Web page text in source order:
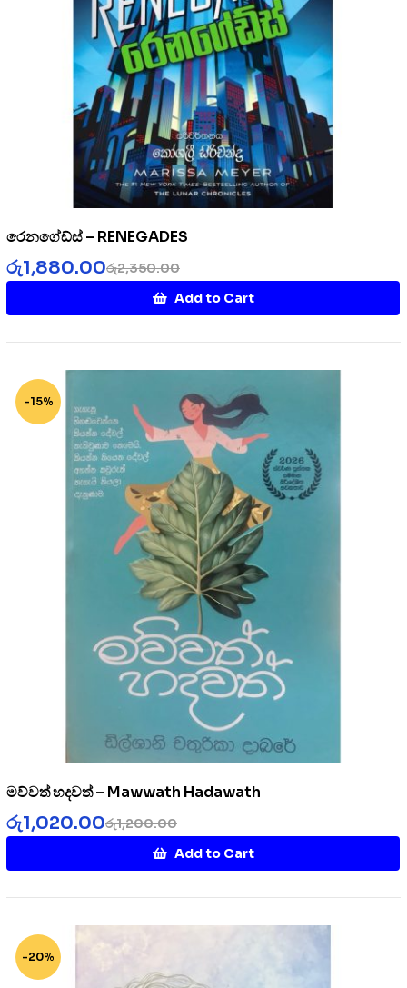
රෙනගේඩ්ස් – RENEGADES
රු2,350.00
රු1,880.00
Add to Cart
-15%
මව්වත් හදවත් – Mawwath Hadawath
රු1,200.00
රු1,020.00
Add to Cart
-20%